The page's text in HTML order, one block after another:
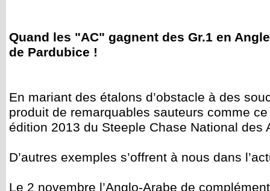
Quand les "AC" gagnent des Gr.1 en
de Pardubice !
En mariant des étalons d’obstacle à des
produit de remarquables sauteurs comme
édition 2013 du Steeple Chase National des
D’autres exemples s’offrent à nous dans
Le 2 novembre l’Anglo-Arabe de